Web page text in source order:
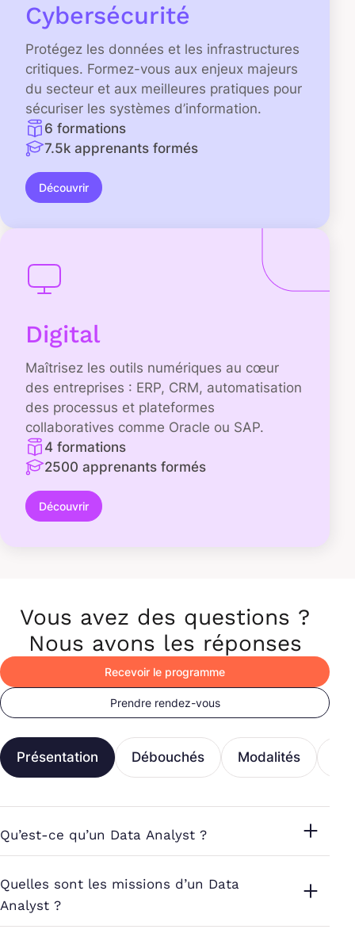
Cybersécurité
Protégez les données et les infrastructures
critiques. Formez-vous aux enjeux majeurs
du secteur et aux meilleures pratiques pour
sécuriser les systèmes d’information.
6 formations
7.5k apprenants formés
Découvrir
Digital
Maîtrisez les outils numériques au cœur
des entreprises : ERP, CRM, automatisation
des processus et plateformes
collaboratives comme Oracle ou SAP.
4 formations
2500 apprenants formés
Découvrir
Vous avez des questions ?
Nous avons les réponses
Recevoir le programme
Prendre rendez-vous
Présentation Débouchés Modalités
Qu’est-ce qu’un Data Analyst ?
Quelles sont les missions d’un Data
Analyst ?